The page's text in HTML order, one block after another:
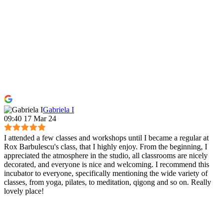
Gabriela I
09:40 17 Mar 24
I attended a few classes and workshops until I became a regular at
Rox Barbulescu's class, that I highly enjoy. From the beginning, I
appreciated the atmosphere in the studio, all classrooms are nicely
decorated, and everyone is nice and welcoming. I recommend this
incubator to everyone, specifically mentioning the wide variety of
classes, from yoga, pilates, to meditation, qigong and so on. Really
lovely place!